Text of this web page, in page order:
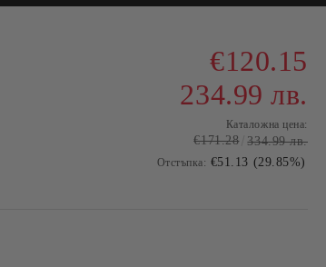
€120.15
234.99 лв.
Каталожна цена:
€171.28 334.99 лв.
Отстъпка: €51.13 (29.85%)